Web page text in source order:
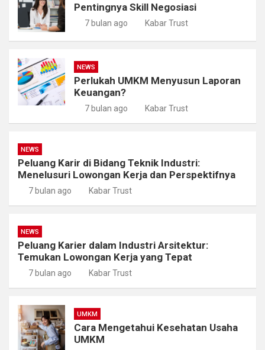
Pentingnya Skill Negosiasi
7 bulan ago Kabar Trust
NEWS
Perlukah UMKM Menyusun Laporan
Keuangan?
7 bulan ago Kabar Trust
NEWS
Peluang Karir di Bidang Teknik Industri:
Menelusuri Lowongan Kerja dan Perspektifnya
7 bulan ago Kabar Trust
NEWS
Peluang Karier dalam Industri Arsitektur:
Temukan Lowongan Kerja yang Tepat
7 bulan ago Kabar Trust
UMKM
Cara Mengetahui Kesehatan Usaha
UMKM